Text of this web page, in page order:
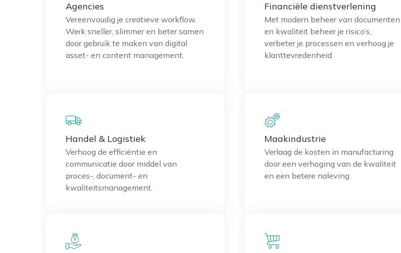
Agencies
Vereenvoudig je creatieve workflow.
Werk sneller, slimmer en beter samen
door gebruik te maken van digital
asset- en content management.
Financiële dienstverlening
Met modern beheer van documenten
en kwaliteit beheer je risico’s,
verbeter je processen en verhoog je
klanttevredenheid.
Handel & Logistiek
Verhoog de efficiëntie en
communicatie door middel van
proces-, document- en
kwaliteitsmanagement.
Maakindustrie
Verlaag de kosten in manufacturing
door een verhoging van de kwaliteit
en een betere naleving.